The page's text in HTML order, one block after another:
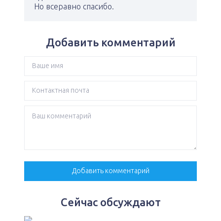
Но всеравно спасибо.
Добавить комментарий
Сейчас обсуждают